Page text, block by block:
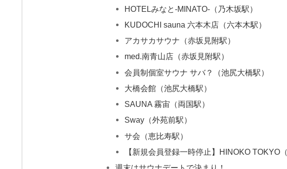
HOTELみなと-MINATO-（乃木坂駅）
KUDOCHI sauna 六本木店（六本木駅）
アカサカサウナ（赤坂見附駅）
med.南青山店（赤坂見附駅）
会員制個室サウナ サバ？（池尻大橋駅）
大橋会館（池尻大橋駅）
SAUNA 霧宙（両国駅）
Sway（外苑前駅）
サ会（恵比寿駅）
【新規会員登録一時停止】HINOKO TOKYO